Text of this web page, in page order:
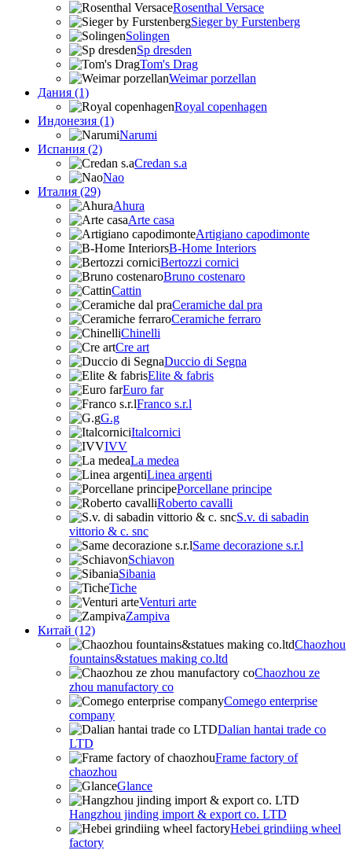
Rosenthal Versace
Sieger by Furstenberg
Solingen
Sp dresden
Tom's Drag
Weimar porzellan
Дания (1)
Royal copenhagen
Индонезия (1)
Narumi
Испания (2)
Credan s.a
Nao
Италия (29)
Ahura
Arte casa
Artigiano capodimonte
B-Home Interiors
Bertozzi cornici
Bruno costenaro
Cattin
Ceramiche dal pra
Ceramiche ferraro
Chinelli
Cre art
Duccio di Segna
Elite & fabris
Euro far
Franco s.r.l
G.g
Italcornici
IVV
La medea
Linea argenti
Porcellane principe
Roberto cavalli
S.v. di sabadin
vittorio & c. snc
Same decorazione s.r.l
Schiavon
Sibania
Tiche
Venturi arte
Zampiva
Китай (12)
Chaozhou
fountains&statues making co.ltd
Chaozhou ze
zhou manufactory co
Comego enterprise
company
Dalian hantai trade co
LTD
Frame factory of
chaozhou
Glance
Hangzhou jinding import & export co. LTD
Hebei grindiing wheel
factory